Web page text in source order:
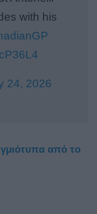
with his
24, 2026
από το